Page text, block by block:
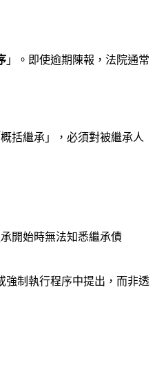
」。即使逾期陳報，法院通常
括繼承」，必須對被繼承人
開始時無法知悉繼承債
強制執行程序中提出，而非透